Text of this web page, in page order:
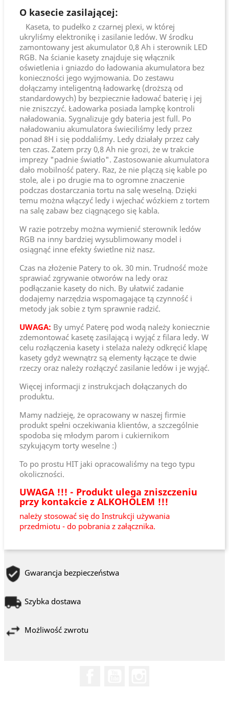
O kasecie zasilającej:
Kaseta, to pudełko z czarnej plexi, w której
ukryliśmy elektronikę i zasilanie ledów. W środku
zamontowany jest akumulator 0,8 Ah i sterownik LED
RGB. Na ścianie kasety znajduje się włącznik
oświetlenia i gniazdo do ładowania akumulatora bez
konieczności jego wyjmowania. Do zestawu
dołączamy inteligentną ładowarkę (droższą od
standardowych) by bezpiecznie ładować baterię i jej
nie zniszczyć. Ładowarka posiada lampkę kontroli
naładowania. Sygnalizuje gdy bateria jest full. Po
naładowaniu akumulatora świeciliśmy ledy przez
ponad 8H i się poddaliśmy. Ledy działały przez cały
ten czas. Zatem przy 0,8 Ah nie grozi, że w trakcie
imprezy "padnie światło". Zastosowanie akumulatora
dało mobilność patery. Raz, że nie plączą się kable po
stole, ale i po drugie ma to ogromne znaczenie
podczas dostarczania tortu na salę weselną. Dzięki
temu można włączyć ledy i wjechać wózkiem z tortem
na salę zabaw bez ciągnącego się kabla.
W razie potrzeby można wymienić sterownik ledów
RGB na inny bardziej wysublimowany model i
osiągnąć inne efekty świetlne niż nasz.
Czas na złożenie Patery to ok. 30 min. Trudność może
sprawiać zgrywanie otworów na ledy oraz
podłączanie kasety do nich. By ułatwić zadanie
dodajemy narzędzia wspomagające tą czynność i
metody jak sobie z tym sprawnie radzić.
UWAGA: By umyć Paterę pod wodą należy koniecznie
zdemontować kasetę zasilającą i wyjąć z filara ledy. W
celu rozłączenia kasety i stelaża należy odkręcić klapę
kasety gdyż wewnątrz są elementy łączące te dwie
rzeczy oraz należy rozłączyć zasilanie ledów i je wyjąć.
Więcej informacji z instrukcjach dołączanych do
produktu.
Mamy nadzieję, że opracowany w naszej firmie
produkt spełni oczekiwania klientów, a szczególnie
spodoba się młodym parom i cukiernikom
szykującym torty weselne :)
To po prostu HIT jaki opracowaliśmy na tego typu
okoliczności.
UWAGA !!! - Produkt ulega zniszczeniu
przy kontakcie z ALKOHOLEM !!!
należy stosować się do Instrukcji używania
przedmiotu - do pobrania z załącznika.
Gwarancja bezpieczeństwa
Szybka dostawa
Możliwość zwrotu